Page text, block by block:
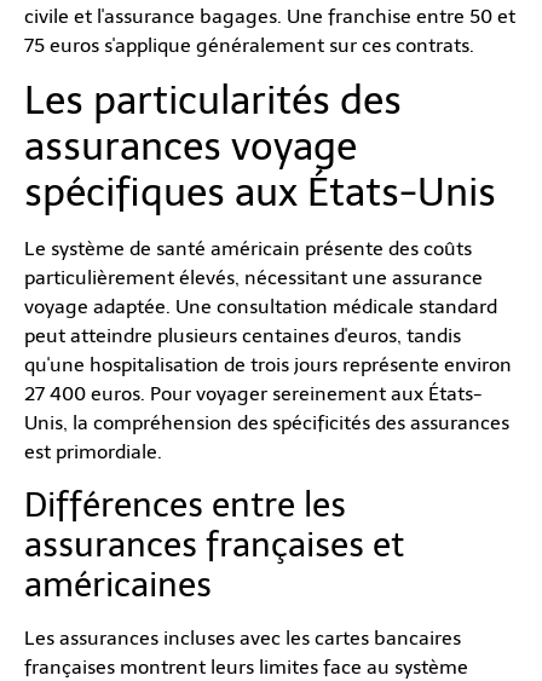
civile et l'assurance bagages. Une franchise entre 50 et
75 euros s'applique généralement sur ces contrats.
Les particularités des
assurances voyage
spécifiques aux États-Unis
Le système de santé américain présente des coûts
particulièrement élevés, nécessitant une assurance
voyage adaptée. Une consultation médicale standard
peut atteindre plusieurs centaines d'euros, tandis
qu'une hospitalisation de trois jours représente environ
27 400 euros. Pour voyager sereinement aux États-
Unis, la compréhension des spécificités des assurances
est primordiale.
Différences entre les
assurances françaises et
américaines
Les assurances incluses avec les cartes bancaires
françaises montrent leurs limites face au système